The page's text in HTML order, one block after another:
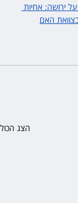
ירושה: אחיות
האם
הצג הכול